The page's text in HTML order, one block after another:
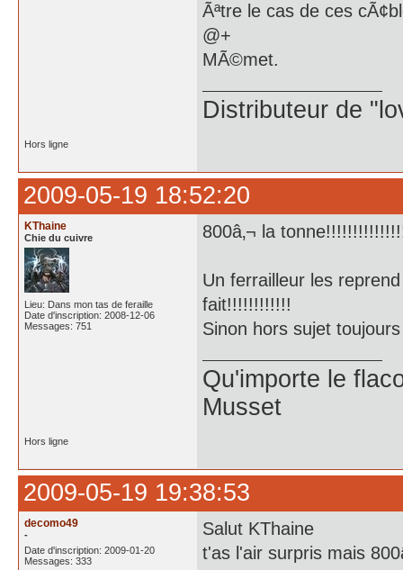
Ãªtre le cas de ces
@+
MÃ©met.
Distributeur de
Hors ligne
2009-05-19 18:52:20
KThaine
Chie du cuivre
Lieu: Dans mon tas de feraille
Date d'inscription: 2008-12-06
Messages: 751
800â‚¬ la
Un ferrailleur les
fait!!!!!!!!!!!!
Sinon hors sujet
Qu'importe le
Musset
Hors ligne
2009-05-19 19:38:53
decomo49
-
Date d'inscription: 2009-01-20
Messages: 333
Salut KThaine
t'as l'air surpris mais